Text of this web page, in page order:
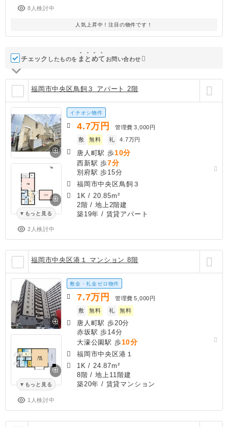
8人検討中
人気上昇中！注目の物件です！
チェック したものを ま と めて お問い合わせ
福岡市中央区鳥飼３ アパート 2階
もっと見る
2人検討中
イチオシ物件
4.7万円 管理費 3,000円
敷
無料 礼 4.7万円
唐人町駅 歩10分
西新駅 歩7分
別府駅 歩15分
福岡市中央区鳥飼３
1K / 20.85m²
2階 / 地上2階建
築19年 / 賃貸アパート
福岡市中央区港１ マンション 8階
もっと見る
1人検討中
敷金・礼金ゼロ物件
7.7万円 管理費 5,000円
敷
無料 礼 無料
唐人町駅 歩20分
赤坂駅 歩14分
大濠公園駅 歩10分
福岡市中央区港１
1K / 24.87m²
8階 / 地上11階建
築20年 / 賃貸マンション